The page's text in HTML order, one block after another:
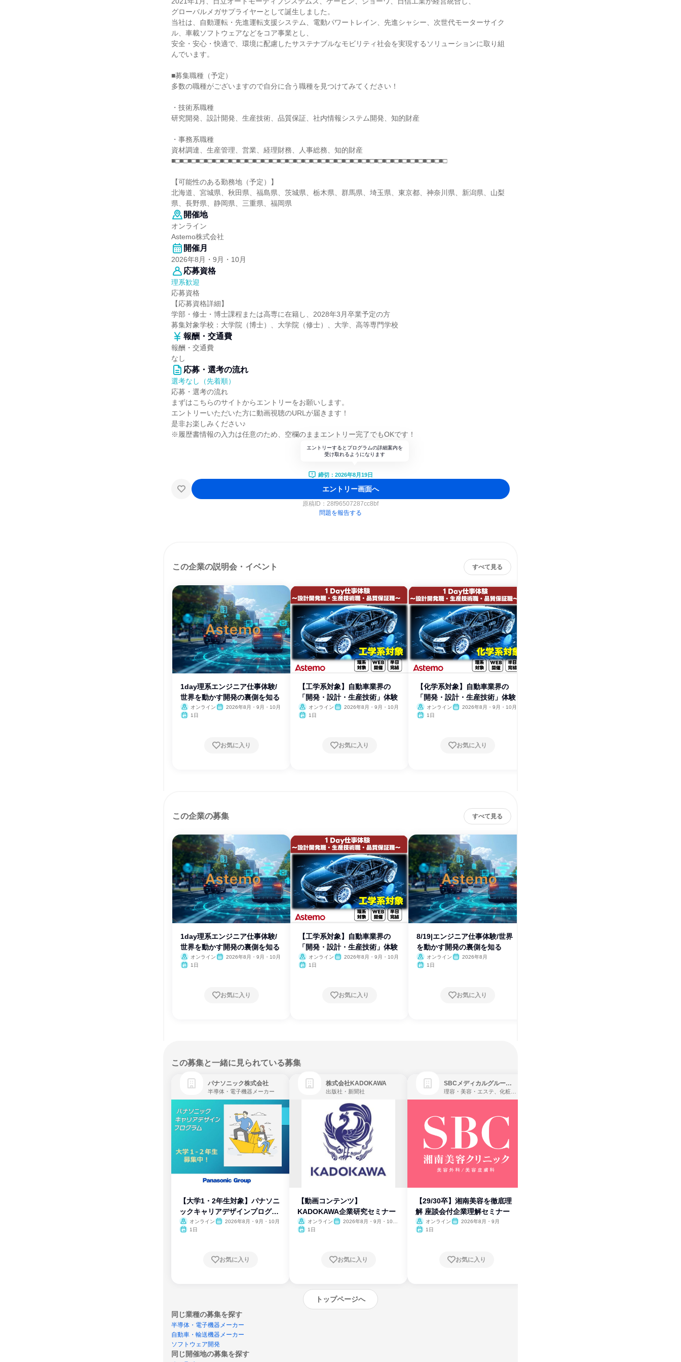
グローバルメガサプライヤーとして誕生しました。
当社は、自動運転・先進運転支援システム、電動パワートレイン、先進シャシー、次世代モーターサイク
ル、車載ソフトウェアなどをコア事業とし、
安全・安心・快適で、環境に配慮したサステナブルなモビリティ社会を実現するソリューションに取り組
んでいます。
■募集職種（予定）
多数の職種がございますので自分に合う職種を見つけてみてください！
・技術系職種
研究開発、設計開発、生産技術、品質保証、社内情報システム開発、知的財産
・事務系職種
資材調達、生産管理、営業、経理財務、人事総務、知的財産
■□■□■□■□■□■□■□■□■□■□■□■□■□■□■□■□■□■□■□■□■□■□■□■□■□■□■□■□■□■□■□■□■□■□
【可能性のある勤務地（予定）】
北海道、宮城県、秋田県、福島県、茨城県、栃木県、群馬県、埼玉県、東京都、神奈川県、新潟県、山梨
県、長野県、静岡県、三重県、福岡県
開催地
オンライン
Astemo株式会社
開催月
2026年8月・9月・10月
応募資格
理系歓迎
応募資格
【応募資格詳細】
学部・修士・博士課程または高専に在籍し、2028年3月卒業予定の方
募集対象学校：大学院（博士）、大学院（修士）、大学、高等専門学校
報酬・交通費
報酬・交通費
なし
応募・選考の流れ
選考なし（先着順）
応募・選考の流れ
まずはこちらのサイトからエントリーをお願いします。
エントリーいただいた方に動画視聴のURLが届きます！
是非お楽しみください♪
※履歴書情報の入力は任意のため、空欄のままエントリー完了でもOKです！
エントリーするとプログラムの詳細案内を
受け取れるようになります
締切：2026年8月19日
エントリー画面へ
原稿ID： 28f96507287cc8bf
問題を報告する
この企業の説明会・イベント すべて見る
1day理系エンジニア仕事体験/
世界を動かす開発の裏側を知る
オンライン
2026年8月・9月・10月
1日
お気に入り
【工学系対象】自動車業界の
「開発・設計・生産技術」体験
オンライン
2026年8月・9月・10月
1日
お気に入り
【化学系対象】自動車業界の
「開発・設計・生産技術」体験
オンライン
2026年8月・9月・10月
1日
お気に入り
この企業の募集 すべて見る
1day理系エンジニア仕事体験/
世界を動かす開発の裏側を知る
オンライン
2026年8月・9月・10月
1日
お気に入り
【工学系対象】自動車業界の
「開発・設計・生産技術」体験
オンライン
2026年8月・9月・10月
1日
お気に入り
8/19|エンジニア仕事体験/世界
を動かす開発の裏側を知る
オンライン
2026年8月
1日
お気に入り
この募集と一緒に見られている募集
パナソニック株式会社
半導体・電子機器メーカー
【大学1・2年生対象】パナソニ
ックキャリアデザインプログラ
ム
オンライン
2026年8月・9月・10月
1日
お気に入り
株式会社KADOKAWA
出版社・新聞社
【動画コンテンツ】
KADOKAWA企業研究セミナー
オンライン
2026年8月・9月・10
1日
お気に入り
SBCメディカルグループ株式会社
【29/30卒】湘南美容を徹底理
解 座談会付企業理解セミナー
オンライン
2026年8月・9月
1日
お気に入り
トップページへ
同じ業種の募集を探す
半導体・電子機器メーカー
自動車・輸送機器メーカー
ソフトウェア開発
同じ開催地の募集を探す